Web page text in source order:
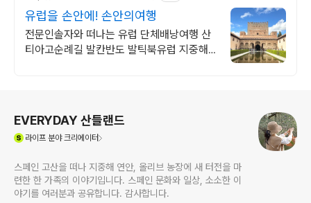
유럽을 손안에! 손안의여행
전문인솔자와 떠나는 유럽 단체배낭여행 산
티아고순례길 발칸반도 발틱북유럽 지중해
EVERYDAY 산들랜드
라이프분야 크리에이터
스페인 고산을 떠나 지중해 연안, 올리브 농장에 새 터전을 마
련한 한 가족의 이야기입니다. 스페인 문화와 일상, 소소한 이
야기를 여러분과 공유합니다. 감사합니다.